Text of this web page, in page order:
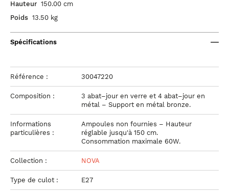
Hauteur 150.00 cm
Poids 13.50 kg
Spécifications
Référence : 30047220
Composition :
3 abat–jour en verre et 4 abat–jour en
métal – Support en métal bronze.
Informations
particulières :
Ampoules non fournies – Hauteur
réglable jusqu'à 150 cm.
Consommation maximale 60W.
Collection : NOVA
Type de culot : E27